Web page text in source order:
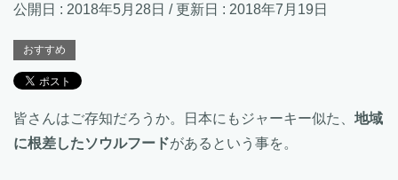
公開日 : 2018年5月28日 / 更新日 : 2018年7月19日
おすすめ
皆さんはご存知だろうか。日本にもジャーキー似た、 地域
に根差したソウルフードがあるという事を。